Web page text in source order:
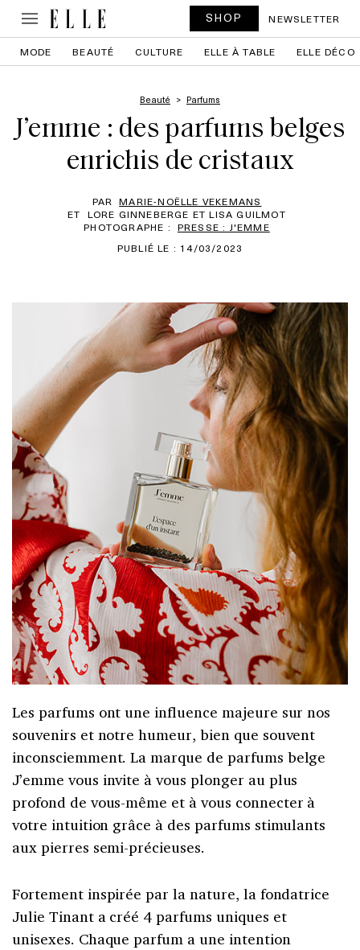
SHOP NEWSLETTER
MODE BEAUTÉ CULTURE ELLE À TABLE ELLE DÉCO
Beauté Parfums
J’emme : des parfums belges
enrichis de cristaux
PAR MARIE-NOËLLE VEKEMANS
ET LORE GINNEBERGE ET LISA GUILMOT
PHOTOGRAPHE : PRESSE : J'EMME
PUBLIÉ LE : 14/03/2023
Les parfums ont une influence majeure sur nos
souvenirs et notre humeur, bien que souvent
inconsciemment. La marque de parfums belge
J’emme vous invite à vous plonger au plus
profond de vous-même et à vous connecter à
votre intuition grâce à des parfums stimulants
aux pierres semi-précieuses.
Fortement inspirée par la nature, la fondatrice
Julie Tinant a créé 4 parfums uniques et
unisexes. Chaque parfum a une intention